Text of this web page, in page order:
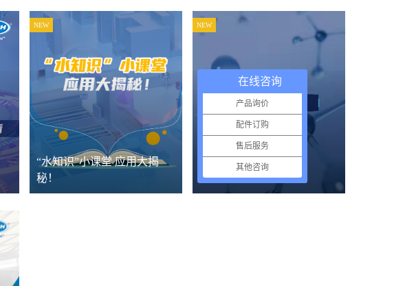
“水知识”小课堂 应用大揭
秘！
NEW
了解哈希
NEW
在线咨询
产品询价
配件订购
售后服务
其他咨询